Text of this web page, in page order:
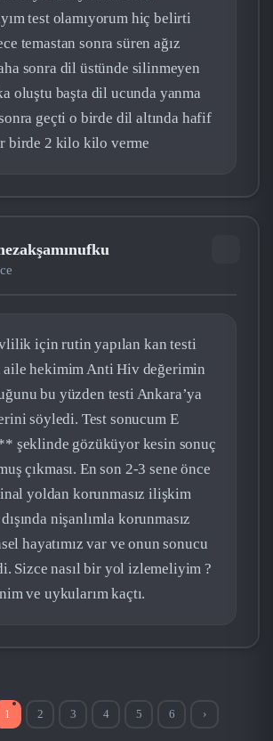
test olamıyorum hiç belirti
temastan sonra süren ağız
sonra dil üstünde silinmeyen
oluştu başta dil ucunda yanma
geçti o birde dil altında hafif
birde 2 kilo kilo verme
için rutin yapılan kan testi
aile hekimim Anti Hiv değerimin
bu yüzden testi Ankara’ya
söyledi. Test sonucum E
şeklinde gözüküyor kesin sonuç
çıkması. En son 2-3 sene önce
yoldan korunmasız ilişkim
nişanlımla korunmasız
hayatımız var ve onun sonucu
Sizce nasıl bir yol izlemeliyim ?
ve uykularım kaçtı.
1 2 3 4 5 6 ›